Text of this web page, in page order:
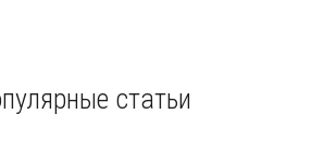
статьи